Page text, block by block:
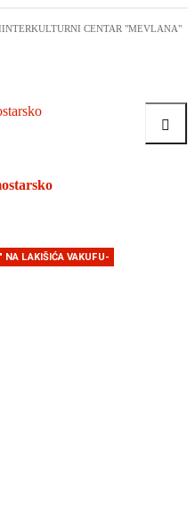
INTERKULTURNI CENTAR "MEVLANA"
Traži
LAKIŠIĆA VAKUFU-